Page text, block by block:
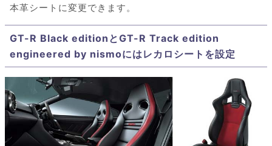
本革シートに変更できます。
GT-R Black editionとGT-R Track edition
engineered by nismoにはレカロシートを設定